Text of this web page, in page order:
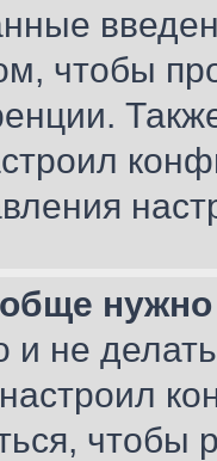
чтобы
нужно
не